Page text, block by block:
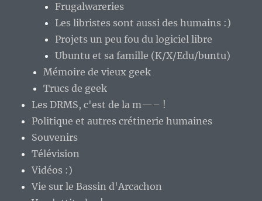
Frugalwareries
Les libristes sont aussi des humains :)
Projets un peu fou du logiciel libre
Ubuntu et sa famille (K/X/Edu/buntu)
Mémoire de vieux geek
Trucs de geek
Les DRMS, c'est de la m—– !
Politique et autres crétinerie humaines
Souvenirs
Télévision
Vidéos :)
Vie sur le Bassin d'Arcachon